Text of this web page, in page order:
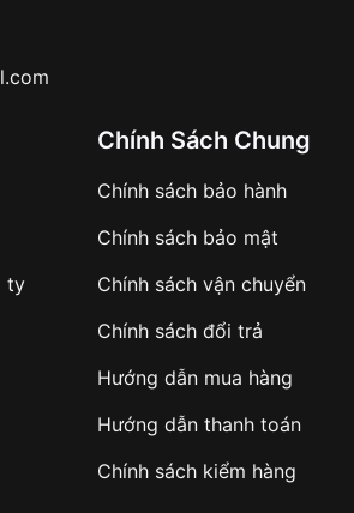
biệt
thanh toán khi nhận hàng hoặc
xử lý đơn hàng nhanh chóng
tình trạng hủy đơn không mong
ty
Chính Sách Chung
Chính sách bảo hành
Chính sách bảo mật
Chính sách vận chuyển
Chính sách đổi trả
Hướng dẫn mua hàng
Hướng dẫn thanh toán
Chính sách kiểm hàng